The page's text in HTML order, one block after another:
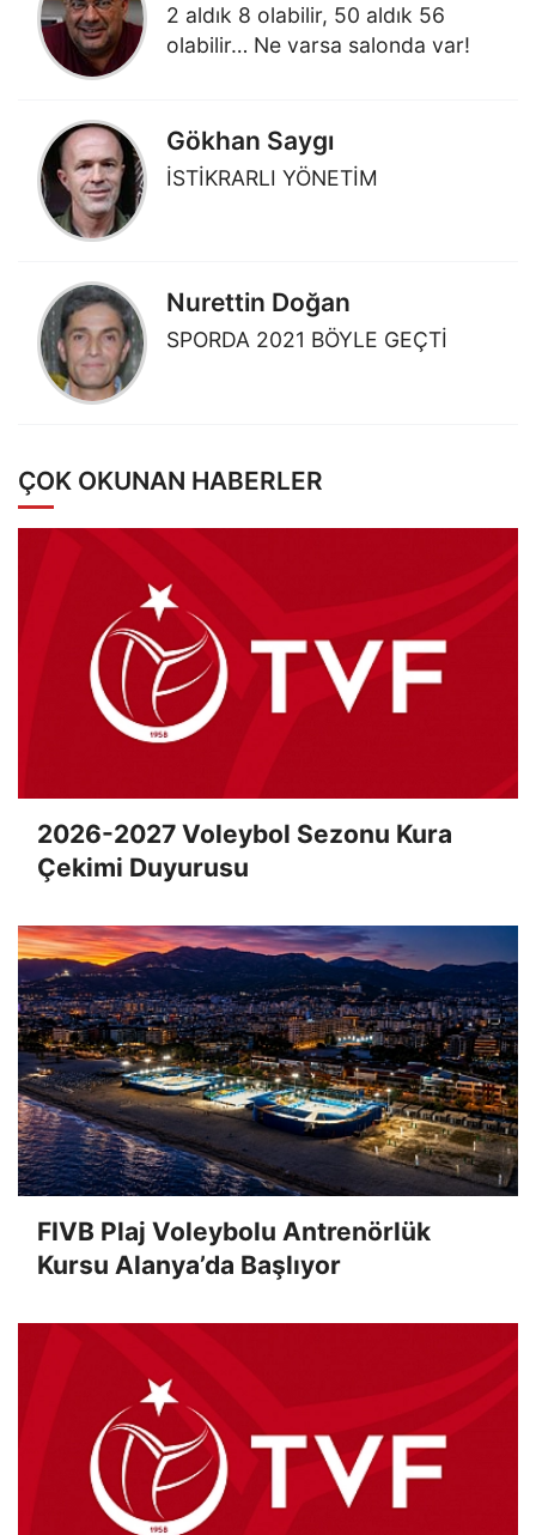
2 aldık 8 olabilir, 50 aldık 56
olabilir… Ne varsa salonda var!
Gökhan Saygı
İSTİKRARLI YÖNETİM
Nurettin Doğan
SPORDA 2021 BÖYLE GEÇTİ
ÇOK OKUNAN HABERLER
2026-2027 Voleybol Sezonu Kura
Çekimi Duyurusu
FIVB Plaj Voleybolu Antrenörlük
Kursu Alanya’da Başlıyor